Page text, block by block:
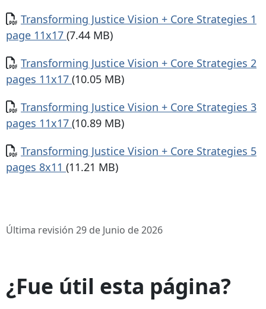
Documento
Transforming Justice Vision + Core Strategies 1
page 11x17 (7.44 MB)
Documento
Transforming Justice Vision + Core Strategies 2
pages 11x17 (10.05 MB)
Documento
Transforming Justice Vision + Core Strategies 3
pages 11x17 (10.89 MB)
Documento
Transforming Justice Vision + Core Strategies 5
pages 8x11 (11.21 MB)
Última revisión 29 de Junio de 2026
¿Fue útil esta página?